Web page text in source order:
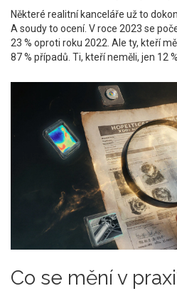
Některé realitní kanceláře už to
A soudy to ocení. V roce 2023 se
23 % oproti roku 2022. Ale ty, kteří
87 % případů. Ti, kteří neměli, jen 12
Co se mění v